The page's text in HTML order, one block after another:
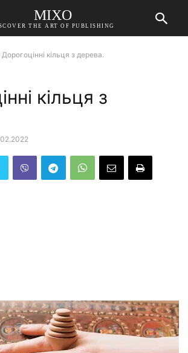
MIXO
THE ART OF PUBLISHING
Дорогоцінні кільця з дерева.
кільця з